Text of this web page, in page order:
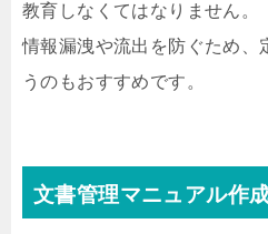
教育しなくてはなりません。
情報漏洩や流出を防ぐため、
うのもおすすめです。
文書管理マニュアル作